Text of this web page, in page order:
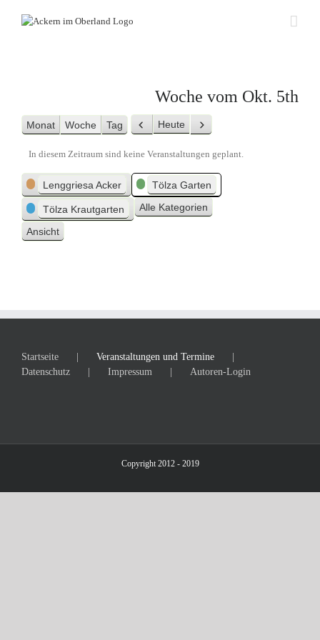
Woche vom Okt. 5th
Monat Woche Tag Zurück
Heute Weiter
In diesem Zeitraum sind keine Veranstaltungen geplant.
Kategorien
Lenggriesa Acker Tölza Garten
Tölza Krautgarten Alle Kategorien
Ansicht
Startseite
Veranstaltungen und Termine
Datenschutz
Impressum Autoren-Login
Copyright 2012 - 2019